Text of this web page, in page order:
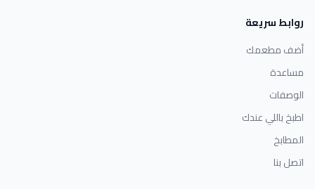
روابط سريعة
أضف مطعمك
مساعدة
الوصفات
اطبخ باللي عندك
المطابخ
اتصل بنا